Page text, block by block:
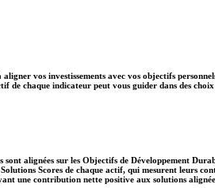
vos investissements avec vos objectifs
chaque indicateur peut vous guider dans des
sont alignées sur les Objectifs de Développement
Scores de chaque actif, qui mesurent
une contribution nette positive aux solutions